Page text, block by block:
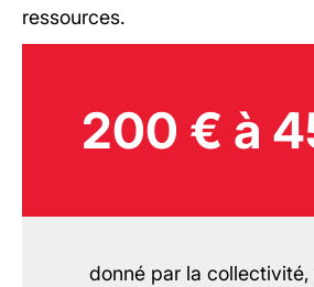
ressources.
200 € à
donné par la collectivité,